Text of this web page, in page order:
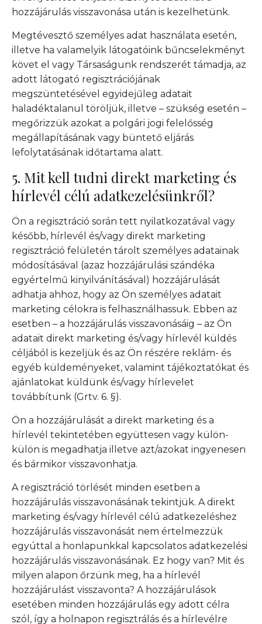
hozzájárulás visszavonása után is kezelhetünk.
Megtévesztő személyes adat használata esetén,
illetve ha valamelyik látogatóink bűncselekményt
követ el vagy Társaságunk rendszerét támadja, az
adott látogató regisztrációjának
megszüntetésével egyidejűleg adatait
haladéktalanul töröljük, illetve – szükség esetén –
megőrizzük azokat a polgári jogi felelősség
megállapításának vagy büntető eljárás
lefolytatásának időtartama alatt.
5. Mit kell tudni direkt marketing és
hírlevél célú adatkezelésünkről?
Ön a regisztráció során tett nyilatkozatával vagy
később, hírlevél és/vagy direkt marketing
regisztráció felületén tárolt személyes adatainak
módosításával (azaz hozzájárulási szándéka
egyértelmű kinyilvánításával) hozzájárulását
adhatja ahhoz, hogy az Ön személyes adatait
marketing célokra is felhasználhassuk. Ebben az
esetben – a hozzájárulás visszavonásáig – az Ön
adatait direkt marketing és/vagy hírlevél küldés
céljából is kezeljük és az Ön részére reklám- és
egyéb küldeményeket, valamint tájékoztatókat és
ajánlatokat küldünk és/vagy hírlevelet
továbbítunk (Grtv. 6. §).
Ön a hozzájárulását a direkt marketing és a
hírlevél tekintetében együttesen vagy külön-
külön is megadhatja illetve azt/azokat ingyenesen
és bármikor visszavonhatja.
A regisztráció törlését minden esetben a
hozzájárulás visszavonásának tekintjük. A direkt
marketing és/vagy hírlevél célú adatkezeléshez
hozzájárulás visszavonását nem értelmezzük
egyúttal a honlapunkkal kapcsolatos adatkezelési
hozzájárulás visszavonásának. Ez hogy van? Mit és
milyen alapon őrzünk meg, ha a hírlevél
hozzájárulást visszavonta? A hozzájárulások
esetében minden hozzájárulás egy adott célra
szól, így a holnapon regisztrálás és a hírlevélre